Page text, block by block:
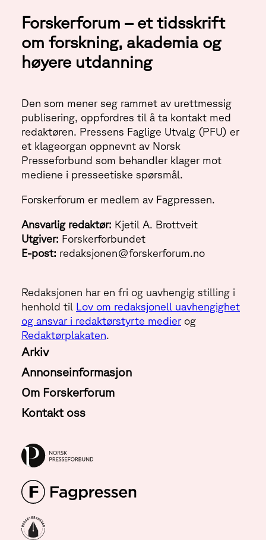
Forskerforum – et tidsskrift
om forskning, akademia og
høyere utdanning
Ansvarlig redaktør: Kjetil A. Brottveit
Utgiver: Forskerforbundet
E-post: redaksjonen@forskerforum.no
Redaksjonen har en fri og uavhengig stilling i
henhold til Lov om redaksjonell uavhengighet
og ansvar i redaktørstyrte medierog
Redaktørplakaten.
Den som mener seg rammet av urettmessig
publisering, oppfordres til å ta kontakt med
redaktøren. Pressens Faglige Utvalg (PFU) er
et klageorgan oppnevnt av Norsk
Presseforbund som behandler klager mot
mediene i presseetiske spørsmål.
Forskerforum er medlem av Fagpressen.
Arkiv
Annonseinformasjon
Om Forskerforum
Kontakt oss